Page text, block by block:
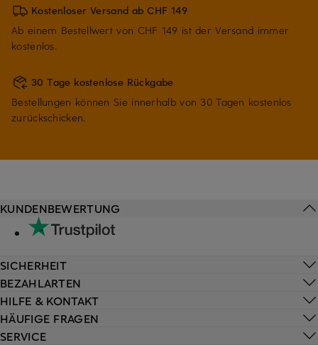
Kostenloser Versand ab CHF 149
Ab einem Bestellwert von CHF 149 ist der Versand immer
kostenlos.
30 Tage kostenlose Rückgabe
Bestellungen können Sie innerhalb von 30 Tagen kostenlos
zurückschicken.
HILFE & KONTAKT
HÄUFIGE FRAGEN
SERVICE
KUNDENBEWERTUNG
SICHERHEIT
BEZAHLARTEN